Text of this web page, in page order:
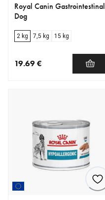
Royal Canin Gastrointestinal
Dog
2 kg 7,5 kg 15 kg
19.69 €